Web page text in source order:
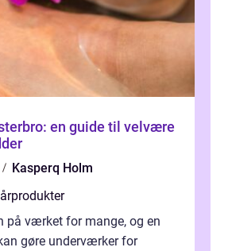
en guide til velvære
Kasperq Holm
på værket for mange, og en
gøre underværker for